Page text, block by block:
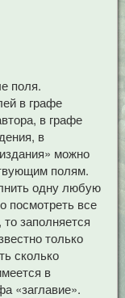
поля.
в графе
в графе
в
можно
полям.
одну любую
посмотреть все
заполняется
только
сколько
в
«заглавие».